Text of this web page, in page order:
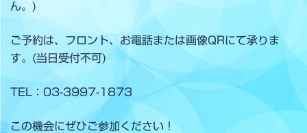
ん。)
ご予約は、フロント、お電話または画像QRにて承りま
す。(当日受付不可)
TEL：03-3997-1873
この機会にぜひご参加ください！